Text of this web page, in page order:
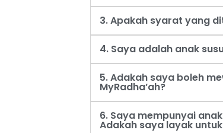
3. Apakah syarat yang
4. Saya adalah anak
5. Adakah saya boleh
MyRadha’ah?
6. Saya mempunyai
Adakah saya layak